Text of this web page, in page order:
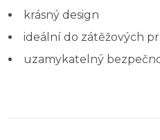
krásný design
ideální do zátěžových
uzamykatelný